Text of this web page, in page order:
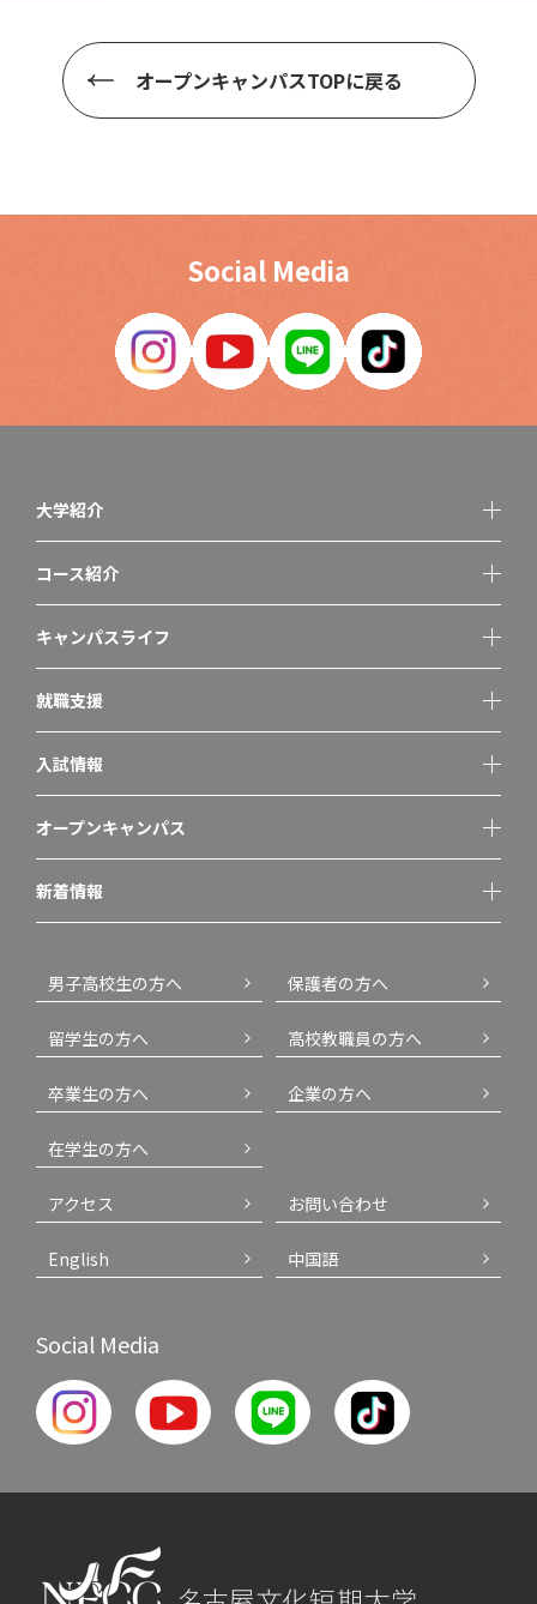
オープンキャンパスTOPに戻る
Social Media
大学紹介
コース紹介
キャンパスライフ
就職支援
入試情報
オープンキャンパス
新着情報
男子高校生の方へ 保護者の方へ
留学生の方へ 高校教職員の方へ
卒業生の方へ 企業の方へ
在学生の方へ
アクセス お問い合わせ
English 中国語
Social Media